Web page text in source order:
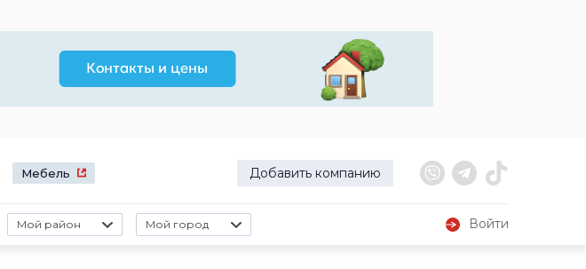
Мебель Добавить компанию
Мой район Мой город
Войти